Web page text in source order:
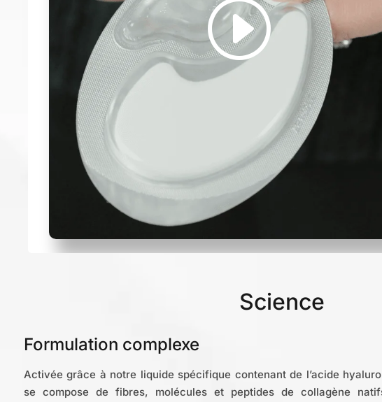
Science
Formulation complexe
Activée grâce à notre liquide spécifique contenant de l’acide
se compose de fibres, molécules et peptides de collagène